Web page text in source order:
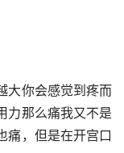
大你会感觉到疼而
力那么痛我又不是
痛，但是在开宫口